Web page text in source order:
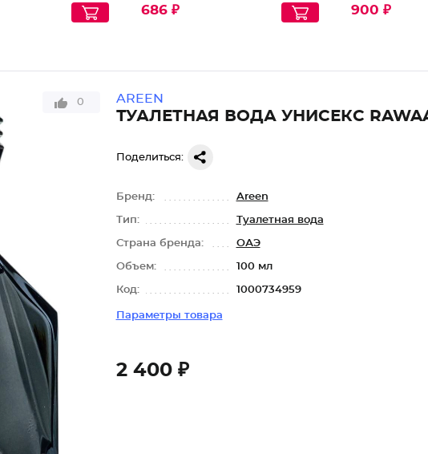
686 ₽ 900 ₽
0 AREEN
ТУАЛЕТНАЯ ВОДА УНИСЕКС
Поделиться:
Бренд: Areen
Тип: Туалетная вода
Страна бренда: ОАЭ
Объем: 100 мл
Код: 1000734959
Параметры товара
2 400 ₽